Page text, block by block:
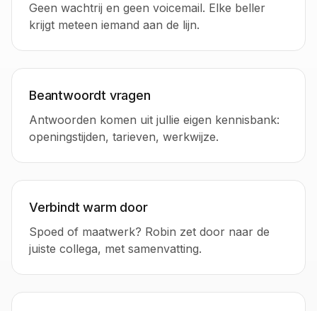
Geen wachtrij en geen voicemail. Elke beller
krijgt meteen iemand aan de lijn.
Beantwoordt vragen
Antwoorden komen uit jullie eigen kennisbank:
openingstijden, tarieven, werkwijze.
Verbindt warm door
Spoed of maatwerk? Robin zet door naar de
juiste collega, met samenvatting.